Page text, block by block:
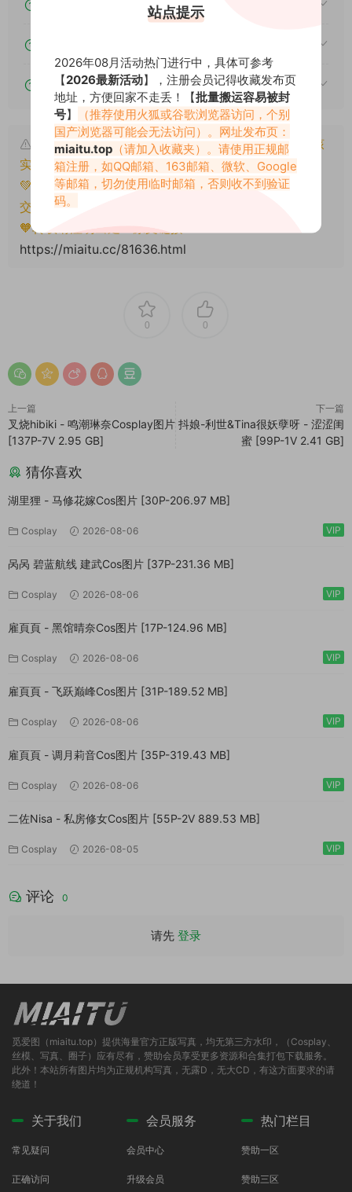
我不会解压怎么办？
该资源能搬运分享吗？
本文资源仅供个人参考学习，请勿批量搬运，一经核
实将封禁账号权限！
💚本文资源均来源网友分享，若侵犯了您的权益可以提
交工单处理。
🧡转载请注明出处！原文链接：
https://miaitu.cc/81636.html
0 0
上一篇
叉烧hibiki - 鸣潮琳奈Cosplay图片
[137P-7V 2.95 GB]
下一篇
抖娘-利世&Tina很妖孽呀 - 涩涩闺
蜜 [99P-1V 2.41 GB]
猜你喜欢
湖里狸 - 马修花嫁Cos图片 [30P-206.97 MB]
Cosplay 2026-08-06 VIP
呙呙 碧蓝航线 建武Cos图片 [37P-231.36 MB]
Cosplay 2026-08-06 VIP
雇頁頁 - 黑馆晴奈Cos图片 [17P-124.96 MB]
Cosplay 2026-08-06 VIP
雇頁頁 - 飞跃巅峰Cos图片 [31P-189.52 MB]
Cosplay 2026-08-06 VIP
雇頁頁 - 调月莉音Cos图片 [35P-319.43 MB]
Cosplay 2026-08-06 VIP
二佐Nisa - 私房修女Cos图片 [55P-2V 889.53 MB]
Cosplay 2026-08-05 VIP
评论 0
请先 登录
觅爱图（miaitu.top）提供海量官方正版写真，均无第三方水印，（Cosplay、
丝模、写真、圈子）应有尽有，赞助会员享受更多资源和合集打包下载服务。
此外！本站所有图片均为正规机构写真，无露D，无大CD，有这方面要求的请
绕道！
关于我们
常见疑问
正确访问
会员服务
会员中心
升级会员
热门栏目
赞助一区
赞助三区
站点提示
2026年08月活动热门进行中，具体可参考
【2026最新活动】，注册会员记得收藏发布页
地址，方便回家不走丢！【批量搬运容易被封
号】
（推荐使用火狐或谷歌浏览器访问，个别
国产浏览器可能会无法访问）。网址发布页：
miaitu.top （请加入收藏夹）。请使用正规邮
箱注册，如QQ邮箱、163邮箱、微软、Google
等邮箱，切勿使用临时邮箱，否则收不到验证
码。